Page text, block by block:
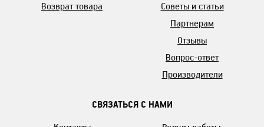
Возврат товара
Советы и статьи
Партнерам
Отзывы
Вопрос-ответ
Производители
СВЯЗАТЬСЯ С НАМИ